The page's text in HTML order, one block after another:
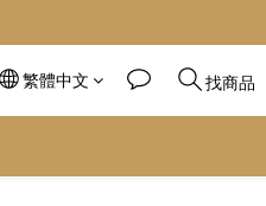
繁體中文 找商品